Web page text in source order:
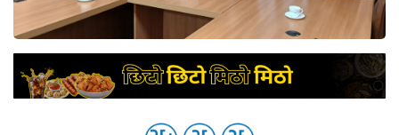
अन्य